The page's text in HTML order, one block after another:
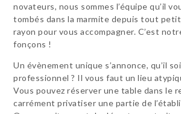
novateurs, nous sommes l’équipe qu’il
tombés dans la marmite depuis tout
rayon pour vous accompagner. C’est
fonçons !
Un évènement unique s’annonce, qu’il
professionnel ? Il vous faut un lieu
Vous pouvez réserver une table dans le
carrément privatiser une partie de